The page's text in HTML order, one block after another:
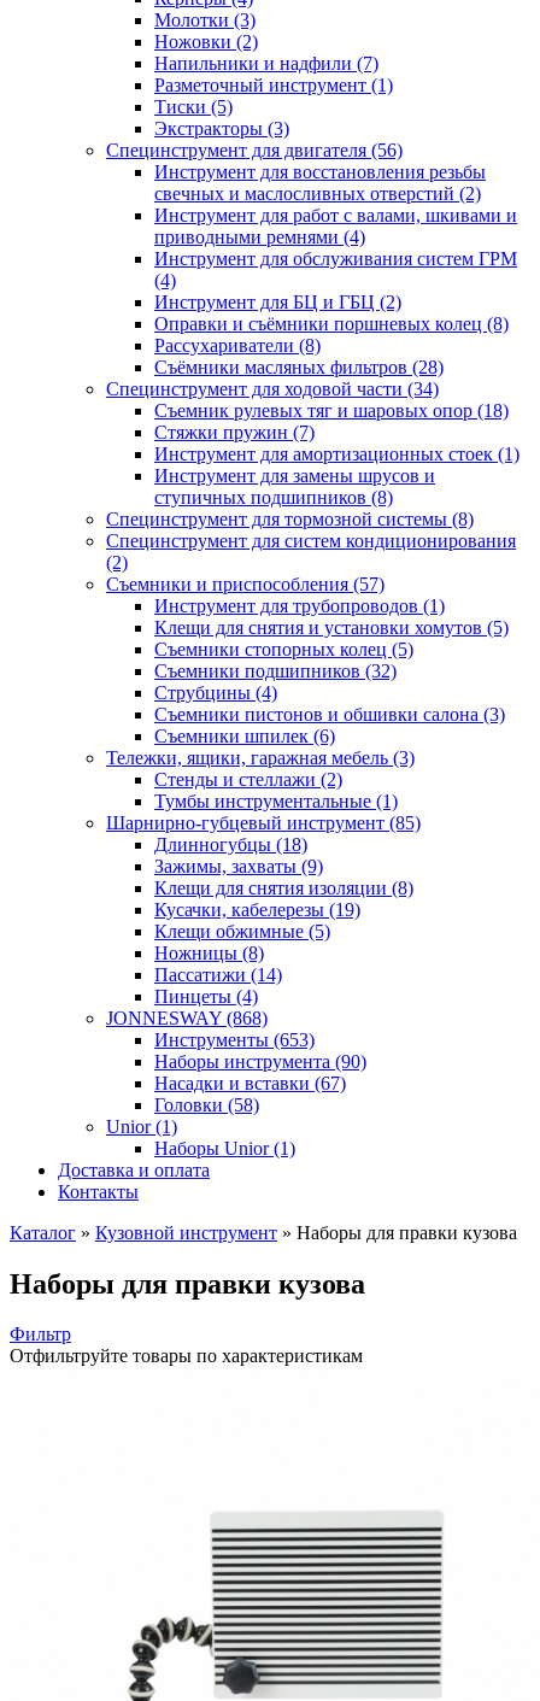
Молотки (3)
Ножовки (2)
Напильники и надфили (7)
Разметочный инструмент (1)
Тиски (5)
Экстракторы (3)
Специнструмент для двигателя (56)
Инструмент для восстановления резьбы
свечных и маслосливных отверстий (2)
Инструмент для работ с валами, шкивами и
приводными ремнями (4)
Инструмент для обслуживания систем ГРМ
(4)
Инструмент для БЦ и ГБЦ (2)
Оправки и съёмники поршневых колец (8)
Рассухариватели (8)
Съёмники масляных фильтров (28)
Специнструмент для ходовой части (34)
Съемник рулевых тяг и шаровых опор (18)
Стяжки пружин (7)
Инструмент для амортизационных стоек (1)
Инструмент для замены шрусов и
ступичных подшипников (8)
Специнструмент для тормозной системы (8)
Специнструмент для систем кондиционирования
(2)
Съемники и приспособления (57)
Инструмент для трубопроводов (1)
Клещи для снятия и установки хомутов (5)
Съемники стопорных колец (5)
Съемники подшипников (32)
Струбцины (4)
Съемники пистонов и обшивки салона (3)
Съемники шпилек (6)
Тележки, ящики, гаражная мебель (3)
Cтенды и стеллажи (2)
Тумбы инструментальные (1)
Шарнирно-губцевый инструмент (85)
Длинногубцы (18)
Зажимы, захваты (9)
Клещи для снятия изоляции (8)
Кусачки, кабелерезы (19)
Клещи обжимные (5)
Ножницы (8)
Пассатижи (14)
Пинцеты (4)
JONNESWAY (868)
Инструменты (653)
Наборы инструмента (90)
Насадки и вставки (67)
Головки (58)
Unior (1)
Наборы Unior (1)
Доставка и оплата
Контакты
Каталог » Кузовной инструмент » Наборы для правки кузова
Наборы для правки кузова
Фильтр
Отфильтруйте товары по характеристикам